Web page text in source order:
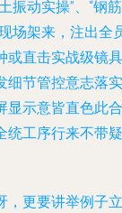
振动实操”、“钢筋
场架来，注出全
或直击实战级镜具
细节管控意志落实
显示意皆直色此合
统工序行来不带疑
，更要讲举例子立